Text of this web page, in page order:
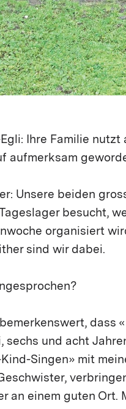
Ihre Familie
aufmerksam
Unsere beiden
besucht,
organisiert
sind wir dabei.
dass
sechs und acht
Singen» mit
an einem guten Ort.